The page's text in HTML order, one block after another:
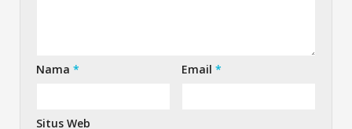
Nama * Email*
Situs Web